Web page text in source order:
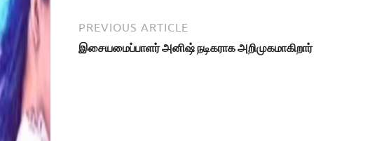
PREVIOUS ARTICLE
இசையமைப்பாளர் அனிஷ் நடிகராக அறிமுகமாகிறார்